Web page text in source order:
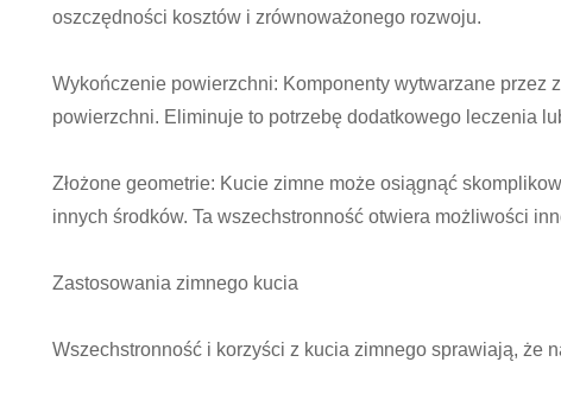
oszczędności kosztów i zrównoważonego rozwoju.
Wykończenie powierzchni: Komponenty wytwarzane przez
powierzchni. Eliminuje to potrzebę dodatkowego leczenia
Złożone geometrie: Kucie zimne może osiągnąć
innych środków. Ta wszechstronność otwiera możliwości
Zastosowania zimnego kucia
Wszechstronność i korzyści z kucia zimnego sprawiają, że